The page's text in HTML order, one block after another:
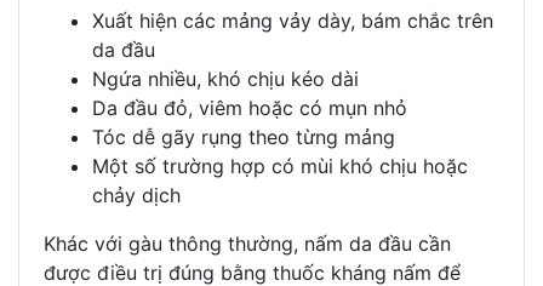
Xuất hiện các mảng vảy dày, bám chắc trên
da đầu
Ngứa nhiều, khó chịu kéo dài
Da đầu đỏ, viêm hoặc có mụn nhỏ
Tóc dễ gãy rụng theo từng mảng
Một số trường hợp có mùi khó chịu hoặc
chảy dịch
Khác với gàu thông thường, nấm da đầu cần
được điều trị đúng bằng thuốc kháng nấm để